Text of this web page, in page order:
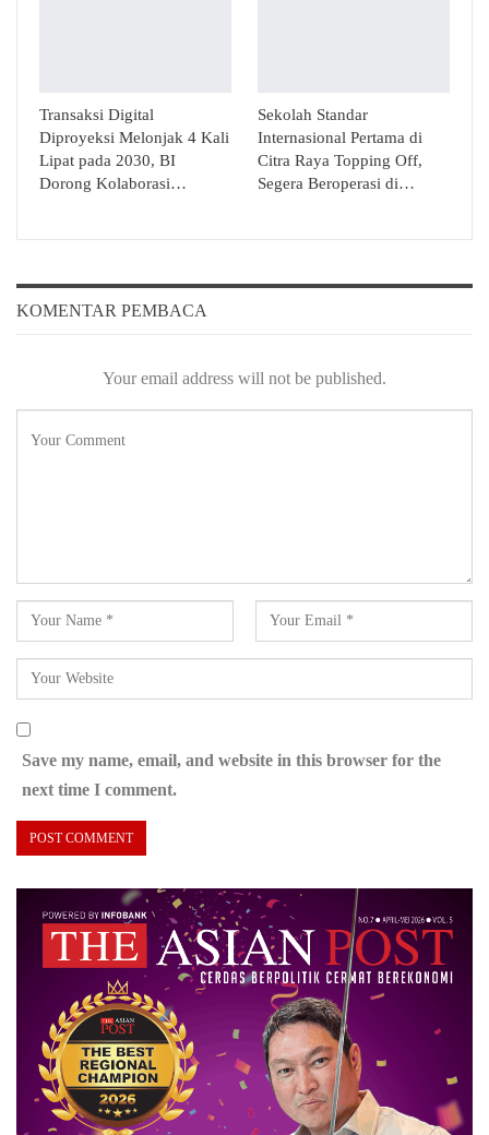
Transaksi Digital
Diproyeksi Melonjak 4 Kali
Lipat pada 2030, BI
Dorong Kolaborasi…
Sekolah Standar
Internasional Pertama di
Citra Raya Topping Off,
Segera Beroperasi di…
KOMENTAR PEMBACA
Your email address will not be published.
Save my name, email, and website in this browser for the
next time I comment.